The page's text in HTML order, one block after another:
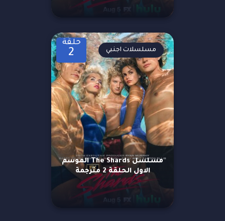
حلقة
2
مسلسل The Shards الموسم
الاول الحلقة 2 مترجمة
مسلسلات اجنبي